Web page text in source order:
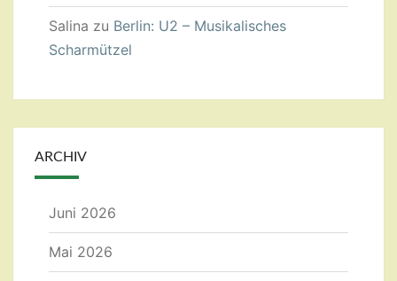
Salina zu Berlin: U2 – Musikalisches
Scharmützel
ARCHIV
Juni 2026
Mai 2026